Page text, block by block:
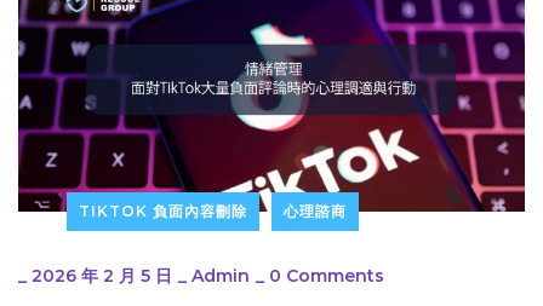
TIKTOK 負面內容刪除 心理諮商
_ 2026 年 2 月 5 日 _ Admin _ 0 Comments